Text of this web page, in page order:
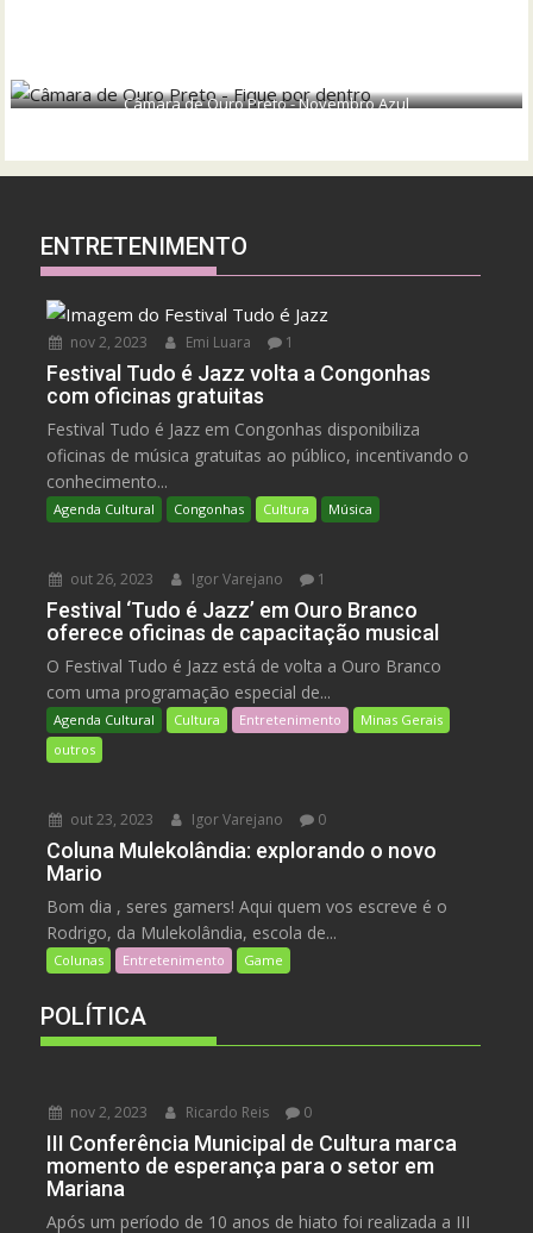
Câmara de Ouro Preto - Novembro Azul
ENTRETENIMENTO
nov 2, 2023 Emi Luara 1
Festival Tudo é Jazz volta a Congonhas
com oficinas gratuitas
Festival Tudo é Jazz em Congonhas disponibiliza
oficinas de música gratuitas ao público, incentivando o
conhecimento...
Agenda Cultural Congonhas Cultura Música
out 26, 2023 Igor Varejano 1
Festival ‘Tudo é Jazz’ em Ouro Branco
oferece oficinas de capacitação musical
O Festival Tudo é Jazz está de volta a Ouro Branco
com uma programação especial de...
Agenda Cultural Cultura Entretenimento
Minas Gerais
outros
out 23, 2023 Igor Varejano 0
Coluna Mulekolândia: explorando o novo
Mario
Bom dia , seres gamers! Aqui quem vos escreve é o
Rodrigo, da Mulekolândia, escola de...
Colunas Entretenimento Game
POLÍTICA
nov 2, 2023 Ricardo Reis 0
III Conferência Municipal de Cultura marca
momento de esperança para o setor em
Mariana
Após um período de 10 anos de hiato foi realizada a III